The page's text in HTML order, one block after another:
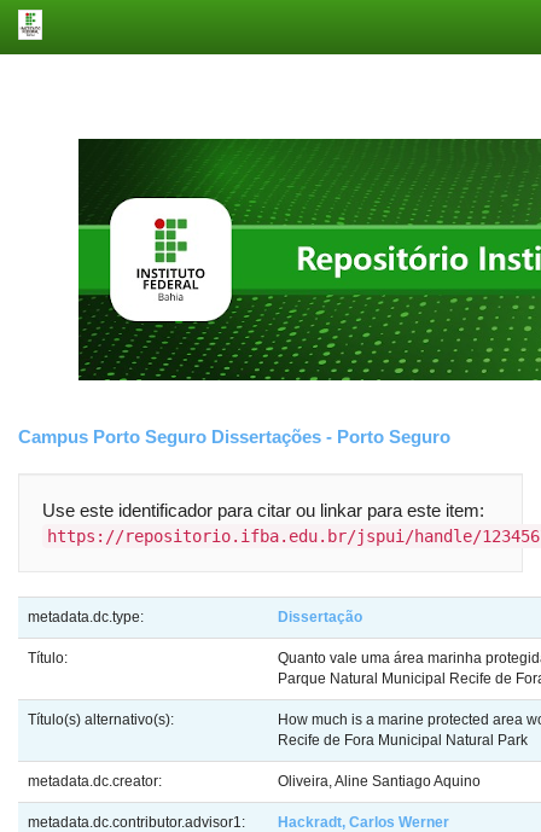
Campus Porto Seguro Dissertações - Porto Seguro
Use este identificador para citar ou linkar para este item:
https://repositorio.ifba.edu.br/jspui/handle/
metadata.dc.type: Dissertação
Título:
Quanto vale uma área marinha
Parque Natural Municipal Recife de
Título(s) alternativo(s):
How much is a marine protected area
Recife de Fora Municipal Natural Park
metadata.dc.creator: Oliveira, Aline Santiago Aquino
metadata.dc.contributor.advisor1: Hackradt, Carlos Werner